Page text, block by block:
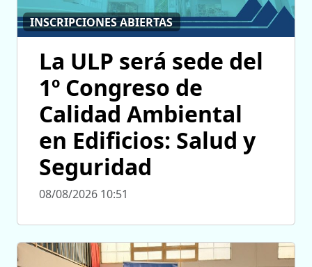
INSCRIPCIONES ABIERTAS
La ULP será sede del
1º Congreso de
Calidad Ambiental
en Edificios: Salud y
Seguridad
08/08/2026 10:51